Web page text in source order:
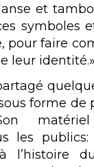
et
symboles
pour faire
leur identité.»
forme de
les
l’histoire